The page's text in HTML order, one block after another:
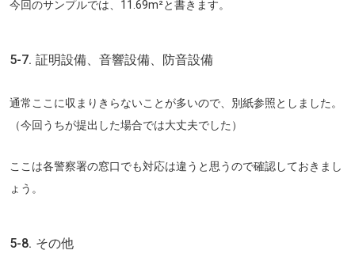
今回のサンプルでは、11.69m²と書きます。
5-7. 証明設備、音響設備、防音設備
通常ここに収まりきらないことが多いので、別紙参照としました。
（今回うちが提出した場合では大丈夫でした）
ここは各警察署の窓口でも対応は違うと思うので確認しておきまし
ょう。
5-8. その他